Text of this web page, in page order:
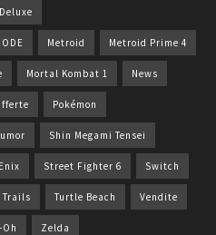
Metroid Metroid Prime 4
Mortal Kombat 1 News
Pokémon
Shin Megami Tensei
Street Fighter 6 Switch
Trails Turtle Beach Vendite
Zelda